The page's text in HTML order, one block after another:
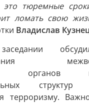
это тюремные
ломать свою
Владислав
терроризму.